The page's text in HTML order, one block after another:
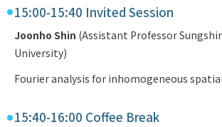
15:00-15:40 Invited Session
Joonho Shin (Assistant Professor
University)
Fourier analysis for inhomogeneous
15:40-16:00 Coffee Break